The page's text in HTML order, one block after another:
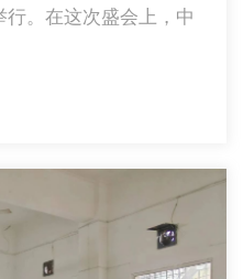
。在这次盛会上，中